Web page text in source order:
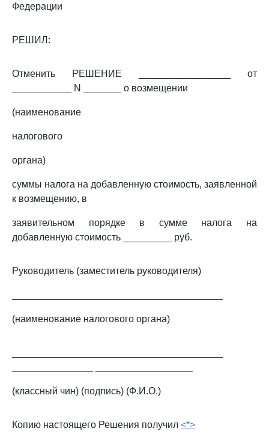
Федерации
РЕШИЛ:
Отменить РЕШЕНИЕ _________________ от
___________ N _______ о возмещении
(наименование
налогового
органа)
суммы налога на добавленную стоимость, заявленной
к возмещению, в
заявительном порядке в сумме налога на
добавленную стоимость _________ руб.
Руководитель (заместитель руководителя)
(наименование налогового органа)
(классный чин) (подпись) (Ф.И.О.)
Копию настоящего Решения получил <*>